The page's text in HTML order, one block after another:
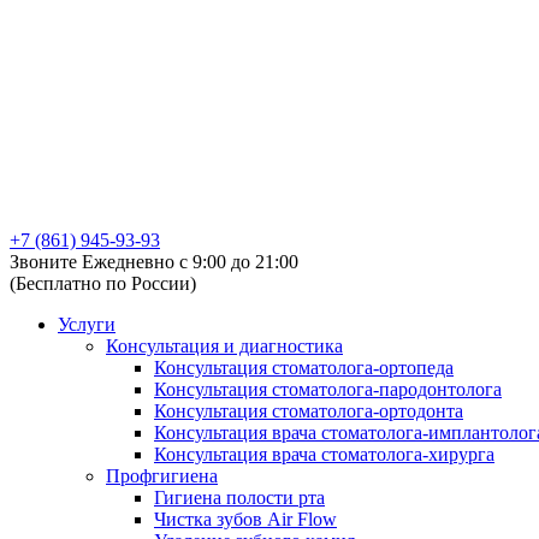
+7 (861) 945-93-93
Звоните Ежедневно с 9:00 до 21:00
(Бесплатно по России)
Услуги
Консультация и диагностика
Консультация стоматолога-ортопеда
Консультация стоматолога-пародонтолога
Консультация стоматолога-ортодонта
Консультация врача стоматолога-
Консультация врача стоматолога-хирурга
Профгигиена
Гигиена полости рта
Чистка зубов Air Flow